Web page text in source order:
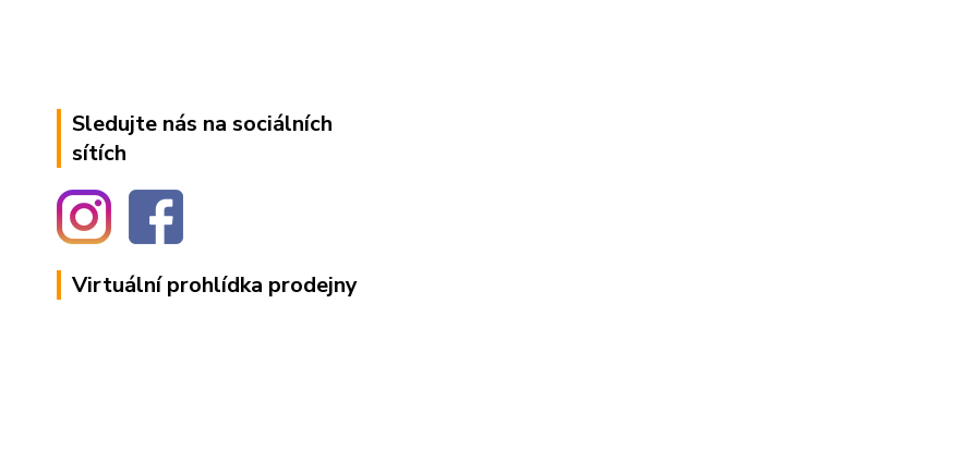
Sledujte nás na sociálních
sítích
Virtuální prohlídka prodejny